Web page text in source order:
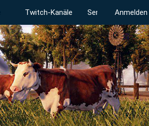
Twitch-Kanäle ServerstatusAnmelden